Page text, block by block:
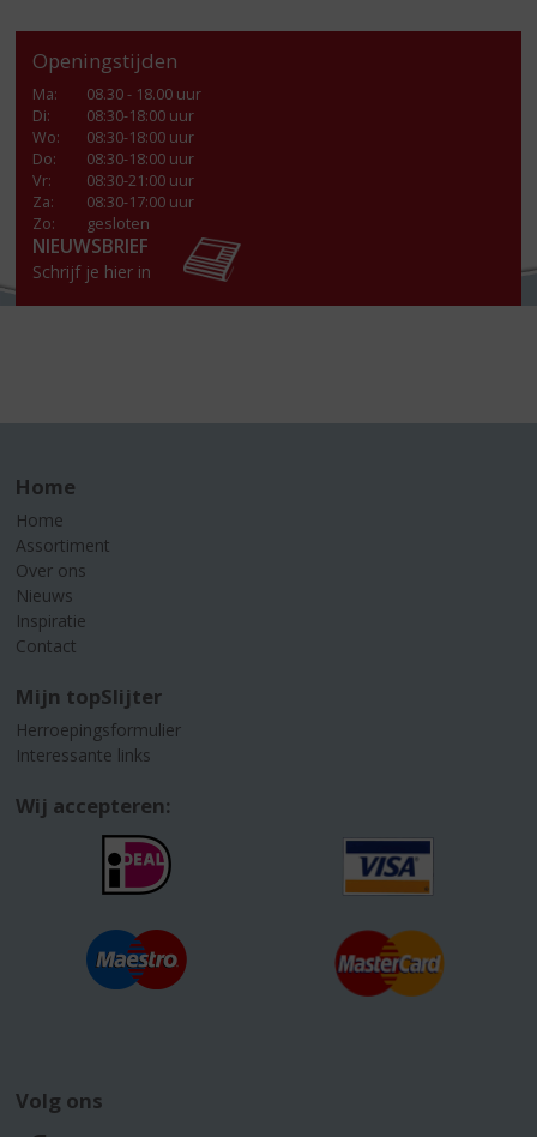
Openingstijden
Ma:
08.30 - 18.00 uur
Di:
08:30-18:00 uur
Wo:
08:30-18:00 uur
Do:
08:30-18:00 uur
Vr:
08:30-21:00 uur
Za:
08:30-17:00 uur
Zo:
gesloten
NIEUWSBRIEF
Schrijf je hier in
Home
Home
Assortiment
Over ons
Nieuws
Inspiratie
Contact
Mijn topSlijter
Herroepingsformulier
Interessante links
Wij accepteren:
Volg ons